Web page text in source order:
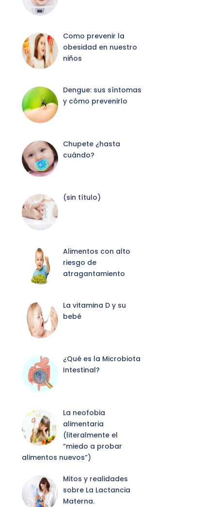
Como prevenir la
obesidad en nuestro
niños
Dengue: sus síntomas
y cómo prevenirlo
Chupete ¿hasta
cuándo?
(sin título)
Alimentos con alto
riesgo de
atragantamiento
La vitamina D y su
bebé
¿Qué es la Microbiota
Intestinal?
La neofobia
alimentaria
(literalmente el
“miedo a probar
alimentos nuevos”)
Mitos y realidades
sobre La Lactancia
Materna.